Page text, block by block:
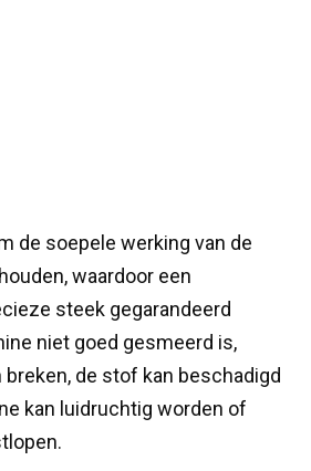
de soepele werking van de
waardoor een
steek gegarandeerd
niet goed gesmeerd is,
breken, de stof kan beschadigd
kan luidruchtig worden of